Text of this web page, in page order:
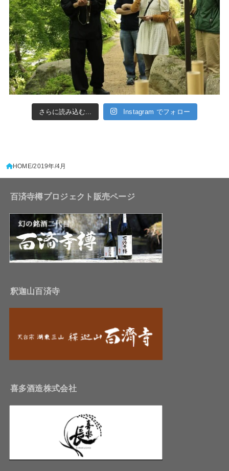
さらに読み込む... Instagram でフォロー
HOME 2019年 4月
百済寺樽プロジェクト販売ページ
釈迦山百済寺
喜多酒造株式会社